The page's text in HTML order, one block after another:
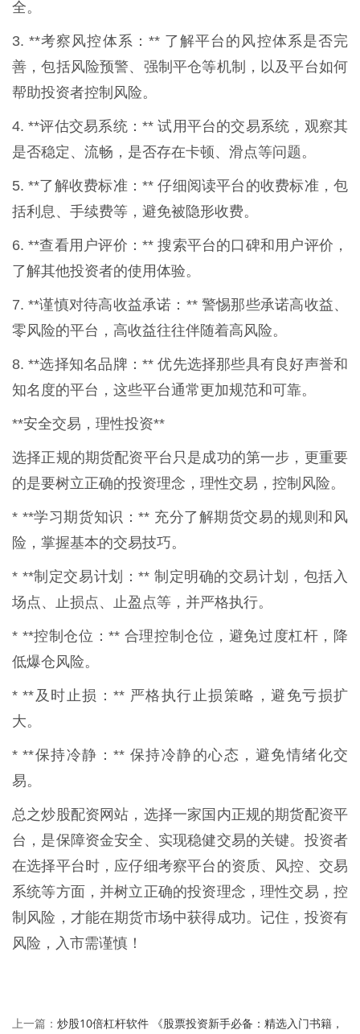
全。
3. **考察风控体系：** 了解平台的风控体系是否完
善，包括风险预警、强制平仓等机制，以及平台如何
帮助投资者控制风险。
4. **评估交易系统：** 试用平台的交易系统，观察其
是否稳定、流畅，是否存在卡顿、滑点等问题。
5. **了解收费标准：** 仔细阅读平台的收费标准，包
括利息、手续费等，避免被隐形收费。
6. **查看用户评价：** 搜索平台的口碑和用户评价，
了解其他投资者的使用体验。
7. **谨慎对待高收益承诺：** 警惕那些承诺高收益、
零风险的平台，高收益往往伴随着高风险。
8. **选择知名品牌：** 优先选择那些具有良好声誉和
知名度的平台，这些平台通常更加规范和可靠。
**安全交易，理性投资**
选择正规的期货配资平台只是成功的第一步，更重要
的是要树立正确的投资理念，理性交易，控制风险。
* **学习期货知识：** 充分了解期货交易的规则和风
险，掌握基本的交易技巧。
* **制定交易计划：** 制定明确的交易计划，包括入
场点、止损点、止盈点等，并严格执行。
* **控制仓位：** 合理控制仓位，避免过度杠杆，降
低爆仓风险。
* **及时止损：** 严格执行止损策略，避免亏损扩
大。
* **保持冷静：** 保持冷静的心态，避免情绪化交
易。
总之炒股配资网站，选择一家国内正规的期货配资平
台，是保障资金安全、实现稳健交易的关键。投资者
在选择平台时，应仔细考察平台的资质、风控、交易
系统等方面，并树立正确的投资理念，理性交易，控
制风险，才能在期货市场中获得成功。记住，投资有
风险，入市需谨慎！
上一篇： 炒股10倍杠杆软件 《股票投资新手必备：精选入门书籍，